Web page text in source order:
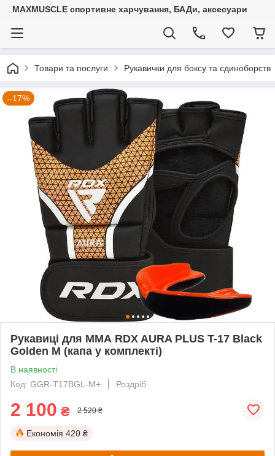
MAXMUSCLE спортивне харчування, БАДи, аксесуари
Товари та послуги Рукавички для боксу та єдиноборств
–17%
Рукавиці для ММА RDX AURA PLUS T-17 Black
Golden M (капа у комплекті)
В наявності
Код: GGR-T17BGL-M+
Роздріб
2 100 ₴ 2 520 ₴
Економія 420 ₴